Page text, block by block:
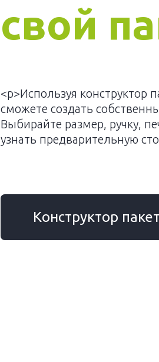
свой
<p>Используя конструктор
сможете создать
Выбирайте размер, ручку,
узнать предварительную
Конструктор